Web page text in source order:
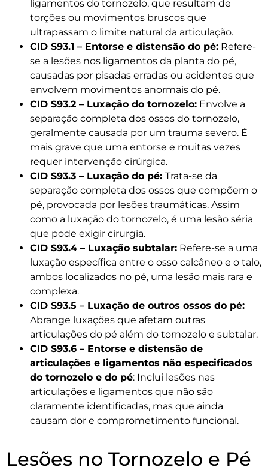
ligamentos do tornozelo, que resultam de
torções ou movimentos bruscos que
ultrapassam o limite natural da articulação.
CID S93.1 – Entorse e distensão do pé: Refere-
se a lesões nos ligamentos da planta do pé,
causadas por pisadas erradas ou acidentes que
envolvem movimentos anormais do pé.
CID S93.2 – Luxação do tornozelo: Envolve a
separação completa dos ossos do tornozelo,
geralmente causada por um trauma severo. É
mais grave que uma entorse e muitas vezes
requer intervenção cirúrgica.
CID S93.3 – Luxação do pé: Trata-se da
separação completa dos ossos que compõem o
pé, provocada por lesões traumáticas. Assim
como a luxação do tornozelo, é uma lesão séria
que pode exigir cirurgia.
CID S93.4 – Luxação subtalar: Refere-se a uma
luxação específica entre o osso calcâneo e o talo,
ambos localizados no pé, uma lesão mais rara e
complexa.
CID S93.5 – Luxação de outros ossos do pé:
Abrange luxações que afetam outras
articulações do pé além do tornozelo e subtalar.
CID S93.6 – Entorse e distensão de
articulações e ligamentos não especificados
do tornozelo e do pé: Inclui lesões nas
articulações e ligamentos que não são
claramente identificadas, mas que ainda
causam dor e comprometimento funcional.
Lesões no Tornozelo e Pé